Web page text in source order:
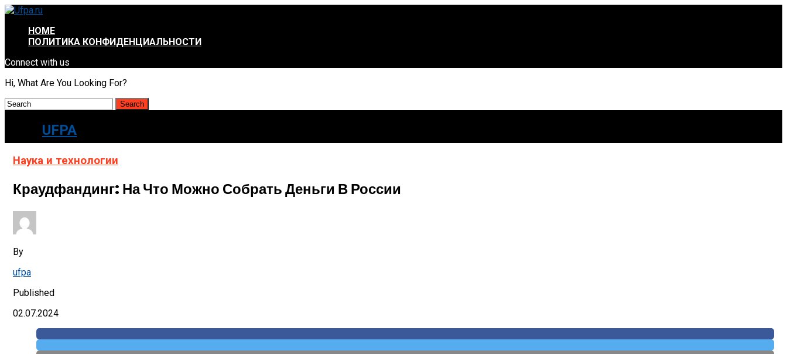
HOME
ПОЛИТИКА КОНФИДЕНЦИАЛЬНОСТИ
Connect with us
Hi, What Are You Looking For?
UFPA
Наука и технологии
Краудфандинг: На Что Можно Собрать Деньги В России
By
ufpa
Published
02.07.2024